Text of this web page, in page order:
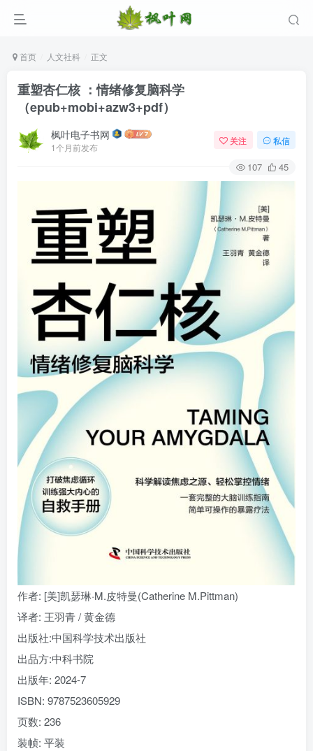
首页 人文社科 正文
重塑杏仁核 ：情绪修复脑科学
（epub+mobi+azw3+pdf）
枫叶电子书网
1个月前发布
关注 私信
107 45
作者: [美]凯瑟琳·M.皮特曼(Catherine M.Pittman)
译者: 王羽青 / 黄金德
出版社:中国科学技术出版社
出品方:中科书院
出版年: 2024-7
ISBN: 9787523605929
页数: 236
装帧: 平装
登录
没有账号？立即注册
登录密码
找回密码| 免密登录
登录